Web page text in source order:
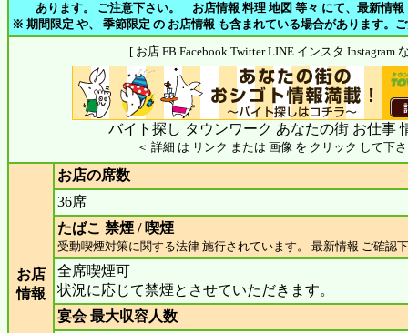
あります。 ご注意下さい。 お店情報 料理 地図 等々 にて、最新情報
※ 期間限定 や、 季節限定 の お店情報 も含まれている場合があります。
[ お店 FB Facebook Twitter LINE インスタ Instagram
バイト探し タウンワーク あなたの街 お仕事
＜ 詳細 は リンク または 画像 を クリック して下
お店
情報
お店の席数
36席
たばこ 禁煙 / 喫煙
受動喫煙対策に関する法律 施行されています。 最新情報 ご確認
全席喫煙可
状況に応じて禁煙とさせていただきます。
宴会 最大収容人数